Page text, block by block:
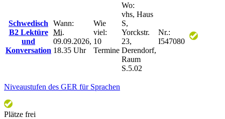
Schwedisch
B2 Lektüre
und
Konversation
Wann:
Mi.
09.09.2026,
18.35 Uhr
Wie
viel:
10
Termine
Wo:
vhs, Haus
S,
Yorckstr.
23,
Derendorf,
Raum
S.5.02
Nr.:
I547080
Niveaustufen des GER für Sprachen
Plätze frei